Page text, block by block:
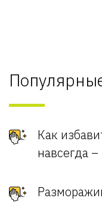
Как
навсегда